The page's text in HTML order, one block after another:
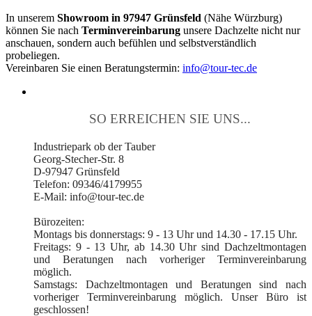
In unserem Showroom in 97947 Grünsfeld (Nähe Würzburg)
können Sie nach Terminvereinbarung unsere Dachzelte nicht nur
anschauen, sondern auch befühlen und selbstverständlich
probeliegen.
Vereinbaren Sie einen Beratungstermin: info@tour-tec.de
SO ERREICHEN SIE UNS...
Industriepark ob der Tauber
Georg-Stecher-Str. 8
D-97947 Grünsfeld
Telefon: 09346/4179955
E-Mail: info@tour-tec.de
Bürozeiten:
Montags bis donnerstags: 9 - 13 Uhr und 14.30 - 17.15 Uhr.
Freitags: 9 - 13 Uhr, ab 14.30 Uhr sind Dachzeltmontagen
und Beratungen nach vorheriger Terminvereinbarung
möglich.
Samstags: Dachzeltmontagen und Beratungen sind nach
vorheriger Terminvereinbarung möglich. Unser Büro ist
geschlossen!